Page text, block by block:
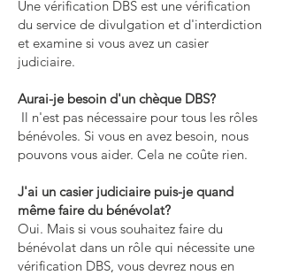
Une vérification DBS est une vérification
du service de divulgation et d'interdiction
et examine si vous avez un casier
judiciaire.
Aurai-je besoin d'un chèque DBS?
Il n'est pas nécessaire pour tous les rôles
bénévoles. Si vous en avez besoin, nous
pouvons vous aider. Cela ne coûte rien.
J'ai un casier judiciaire puis-je quand
même faire du bénévolat?
Oui. Mais si vous souhaitez faire du
bénévolat dans un rôle qui nécessite une
vérification DBS, vous devrez nous en